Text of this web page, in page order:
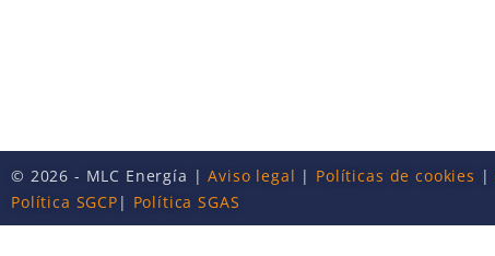
© 2026 - MLC Energía |Aviso legal | Políticas de cookies |
Política SGCP | Política SGAS